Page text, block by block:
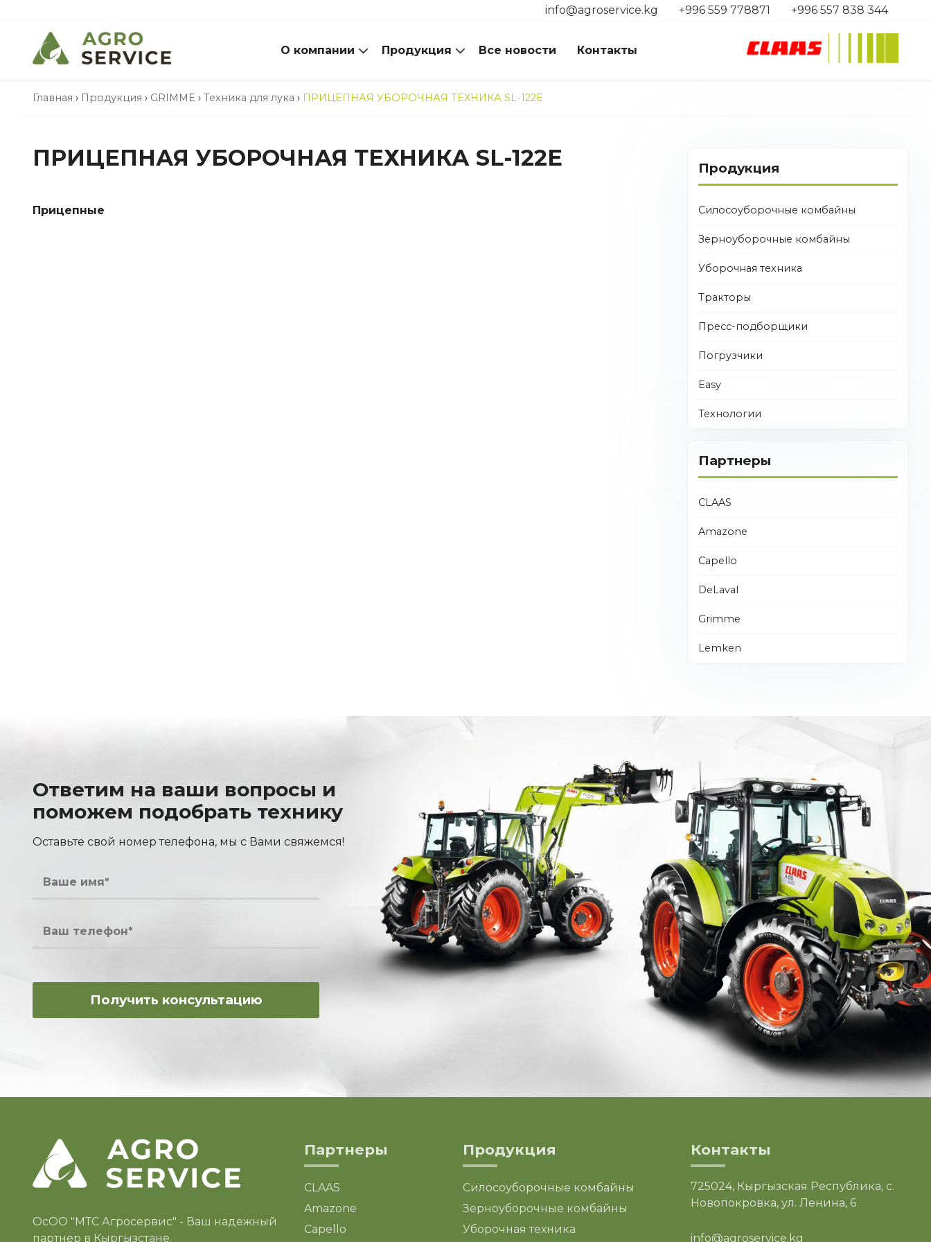
info@agroservice.kg +996 559 778871 +996 557 838 344
О компании Продукция Все новости Контакты
Главная › Продукция › GRIMME › Техника для лука › ПРИЦЕПНАЯ УБОРОЧНАЯ ТЕХНИКА SL-122E
ПРИЦЕПНАЯ УБОРОЧНАЯ ТЕХНИКА SL-122E
Прицепные
Продукция
Силосоуборочные комбайны
Зерноуборочные комбайны
Уборочная техника
Тракторы
Пресс-подборщики
Погрузчики
Easy
Технологии
Партнеры
CLAAS
Amazone
Capello
DeLaval
Grimme
Lemken
Ответим на ваши вопросы и
поможем подобрать технику
Оставьте свой номер телефона, мы с Вами свяжемся!
ОсОО "МТС Агросервис" - Ваш надежный
партнер в Кыргызстане.
Партнеры
CLAAS
Amazone
Capello
Продукция
Силосоуборочные комбайны
Зерноуборочные комбайны
Уборочная техника
Контакты
725024, Кыргызская Республика, с.
Новопокровка, ул. Ленина, 6
info@agroservice.kg